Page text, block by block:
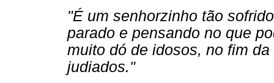
"É um senhorzinho tão
parado e pensando no que
muito dó de idosos, no fim
judiados."